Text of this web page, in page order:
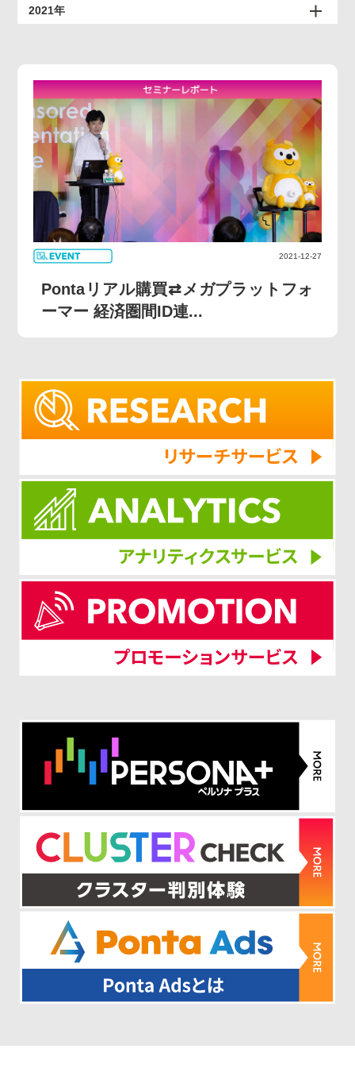
2021年
2021-12-27
Pontaリアル購買⇄メガプラットフォ
ーマー 経済圏間ID連...